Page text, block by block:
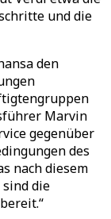
und die
den
Marvin
gegenüber
des
nach diesem
die